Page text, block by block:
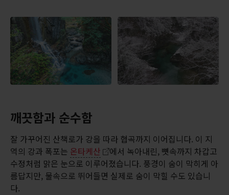
깨끗함과 순수함
잘 가꾸어진 산책로가 강을 따라 협곡까지 이어집니다. 이 지
역의 강과 폭포는 온타케산
에서 녹아내린, 뼛속까지 차갑고
수정처럼 맑은 눈으로 이루어졌습니다. 풍경이 숨이 막히게 아
름답지만, 물속으로 뛰어들면 실제로 숨이 막힐 수도 있습니
다.